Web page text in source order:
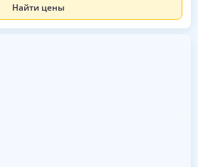
Найти цены